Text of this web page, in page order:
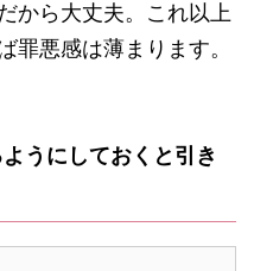
から大丈夫。これ以上
罪悪感は薄まります。
うにしておくと引き